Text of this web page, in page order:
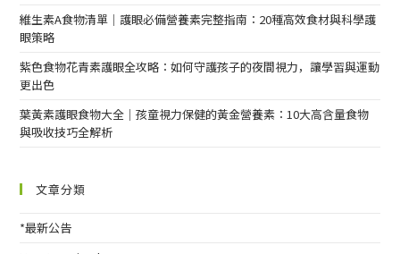
維生素A食物清單｜護眼必備營養素完整指南：20種高效食材與科學護
眼策略
紫色食物花青素護眼全攻略：如何守護孩子的夜間視力，讓學習與運動
更出色
葉黃素護眼食物大全｜孩童視力保健的黃金營養素：10大高含量食物
與吸收技巧全解析
文章分類
*最新公告